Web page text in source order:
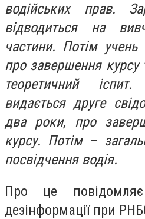
водійських прав.
відводиться на
частини. Потім учень
про завершення курсу
теоретичний
видається друге
два роки, про
курсу. Потім –
посвідчення водія.
Про це
дезінформації при